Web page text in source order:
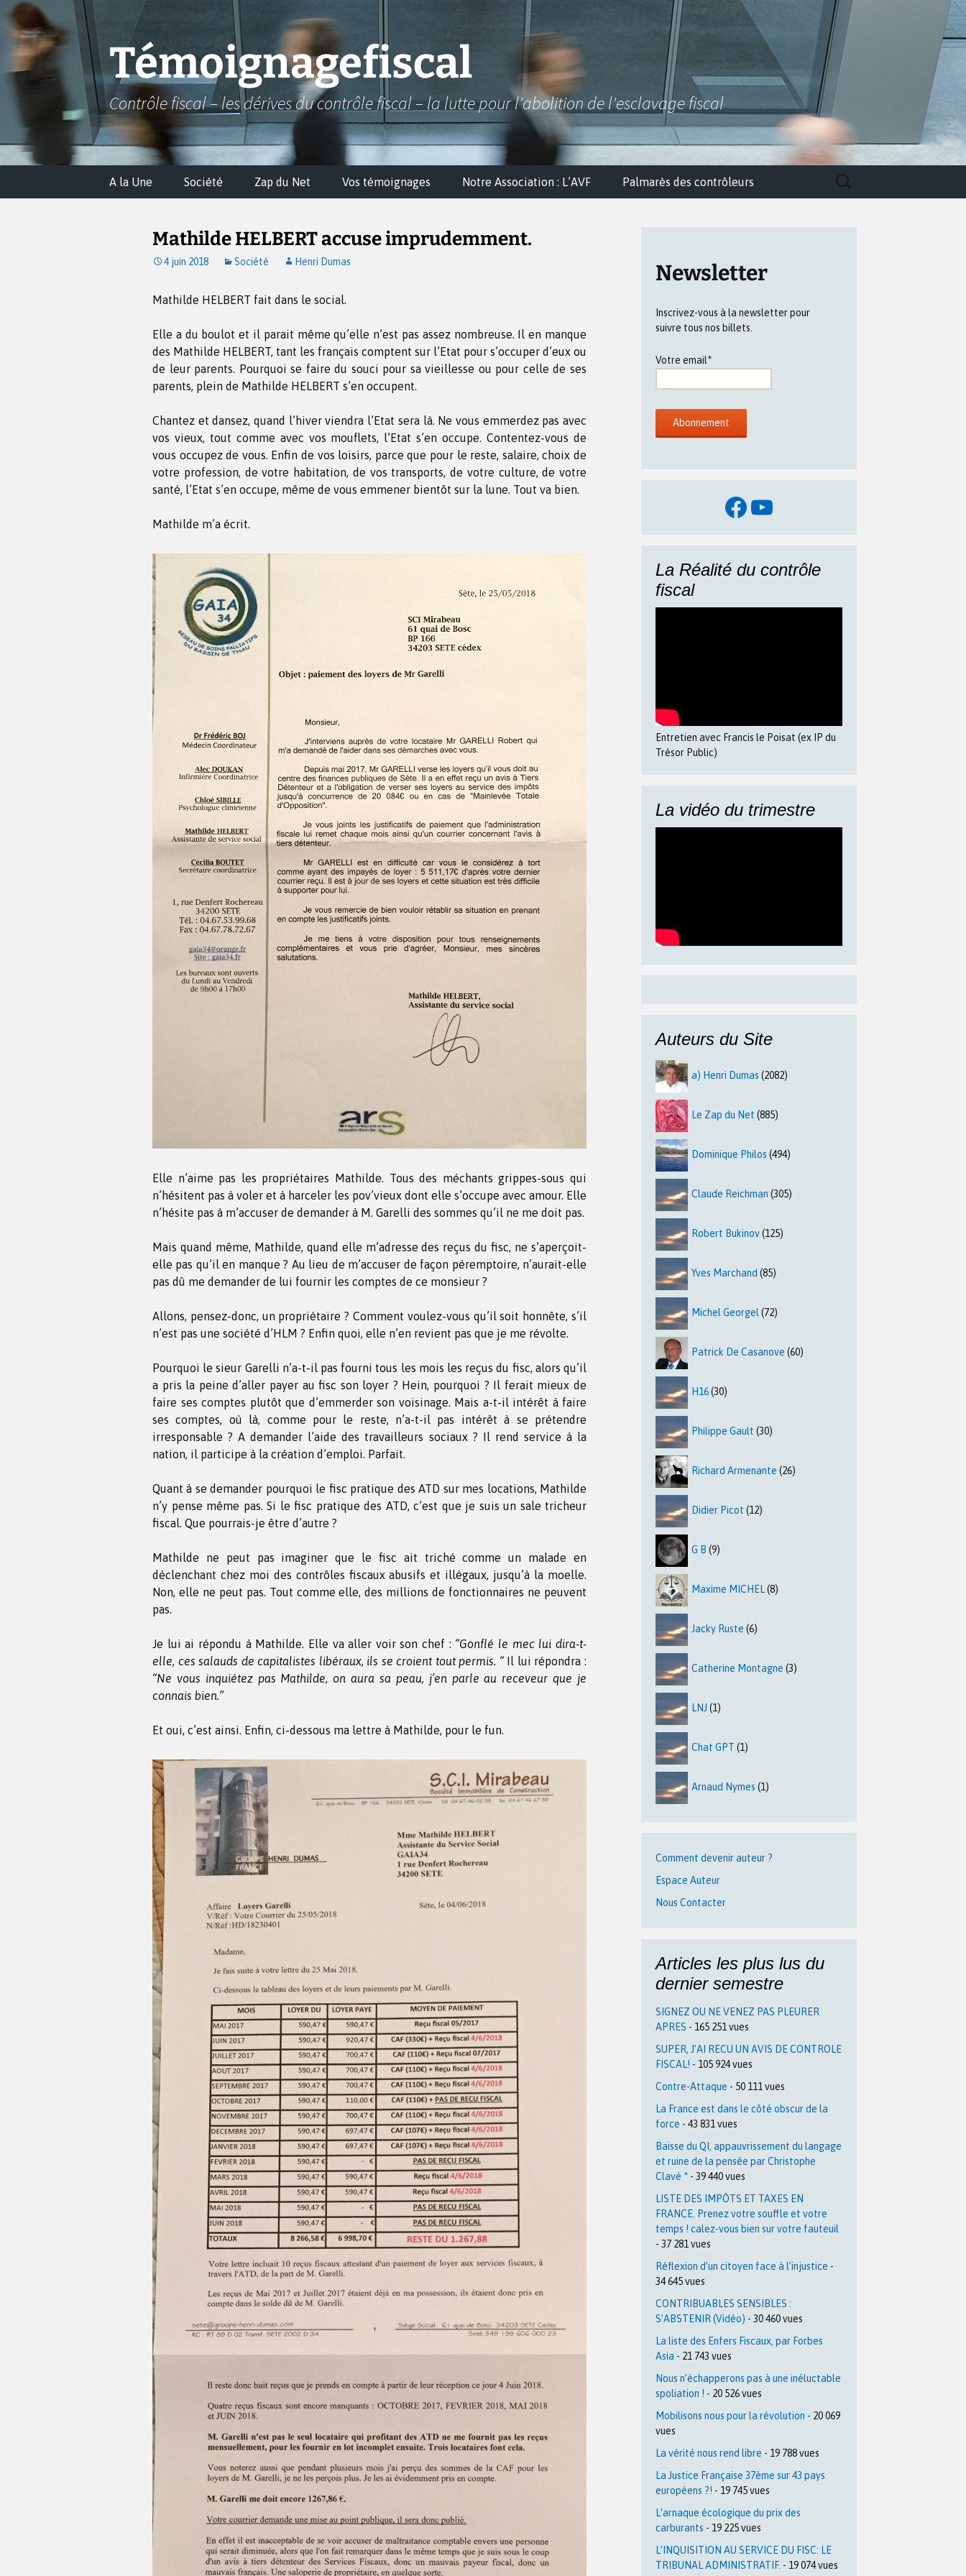
Aller
au
contenu
Témoignagefiscal
Contrôle fiscal – les dérives du contrôle fiscal – la lutte pour l'abolition de l'esclavage fiscal
A la Une Société Zap du Net Vos témoignages Notre Association : L’AVF Palmarès des contrôleurs
Rechercher :
Mathilde HELBERT accuse imprudemment.
4 juin 2018 Société Henri Dumas
Mathilde HELBERT fait dans le social.
Elle a du boulot et il parait même qu’elle n’est pas assez nombreuse. Il en manque
des Mathilde HELBERT, tant les français comptent sur l’Etat pour s’occuper d’eux ou
de leur parents. Pourquoi se faire du souci pour sa vieillesse ou pour celle de ses
parents, plein de Mathilde HELBERT s’en occupent.
Chantez et dansez, quand l’hiver viendra l’Etat sera là. Ne vous emmerdez pas avec
vos vieux, tout comme avec vos mouflets, l’Etat s’en occupe. Contentez-vous de
vous occupez de vous. Enfin de vos loisirs, parce que pour le reste, salaire, choix de
votre profession, de votre habitation, de vos transports, de votre culture, de votre
santé, l’Etat s’en occupe, même de vous emmener bientôt sur la lune. Tout va bien.
Mathilde m’a écrit.
Elle n’aime pas les propriétaires Mathilde. Tous des méchants grippes-sous qui
n’hésitent pas à voler et à harceler les pov’vieux dont elle s’occupe avec amour. Elle
n’hésite pas à m’accuser de demander à M. Garelli des sommes qu’il ne me doit pas.
Mais quand même, Mathilde, quand elle m’adresse des reçus du fisc, ne s’aperçoit-
elle pas qu’il en manque ? Au lieu de m’accuser de façon péremptoire, n’aurait-elle
pas dû me demander de lui fournir les comptes de ce monsieur ?
Allons, pensez-donc, un propriétaire ? Comment voulez-vous qu’il soit honnête, s’il
n’est pas une société d’HLM ? Enfin quoi, elle n’en revient pas que je me révolte.
Pourquoi le sieur Garelli n’a-t-il pas fourni tous les mois les reçus du fisc, alors qu’il
a pris la peine d’aller payer au fisc son loyer ? Hein, pourquoi ? Il ferait mieux de
faire ses comptes plutôt que d’emmerder son voisinage. Mais a-t-il intérêt à faire
ses comptes, où là, comme pour le reste, n’a-t-il pas intérêt à se prétendre
irresponsable ? A demander l’aide des travailleurs sociaux ? Il rend service à la
nation, il participe à la création d’emploi. Parfait.
Quant à se demander pourquoi le fisc pratique des ATD sur mes locations, Mathilde
n’y pense même pas. Si le fisc pratique des ATD, c’est que je suis un sale tricheur
fiscal. Que pourrais-je être d’autre ?
Mathilde ne peut pas imaginer que le fisc ait triché comme un malade en
déclenchant chez moi des contrôles fiscaux abusifs et illégaux, jusqu’à la moelle.
Non, elle ne peut pas. Tout comme elle, des millions de fonctionnaires ne peuvent
pas.
Je lui ai répondu à Mathilde. Elle va aller voir son chef : “Gonflé le mec lui dira-t-
elle, ces salauds de capitalistes libéraux, ils se croient tout permis. “Il lui répondra :
“Ne vous inquiétez pas Mathilde, on aura sa peau, j’en parle au receveur que je
connais bien.”
Et oui, c’est ainsi. Enfin, ci-dessous ma lettre à Mathilde, pour le fun.
Newsletter
Inscrivez-vous à la newsletter pour
suivre tous nos billets.
Votre email*
Facebook
YouTube
La Réalité du contrôle
fiscal
Entretien avec Francis le Poisat (ex IP du
Trésor Public)
La vidéo du trimestre
Auteurs du Site
a) Henri Dumas (2082)
Le Zap du Net (885)
Dominique Philos (494)
Claude Reichman (305)
Robert Bukinov(125)
Yves Marchand (85)
Michel Georgel (72)
Patrick De Casanove (60)
H16(30)
Philippe Gault (30)
Richard Armenante (26)
Didier Picot (12)
G B (9)
Maxime MICHEL(8)
Jacky Ruste (6)
Catherine Montagne (3)
LNJ (1)
Chat GPT (1)
Arnaud Nymes (1)
Comment devenir auteur ?
Espace Auteur
Nous Contacter
Articles les plus lus du
dernier semestre
SIGNEZ OU NE VENEZ PAS PLEURER
APRES - 165 251 vues
SUPER, J’AI RECU UN AVIS DE CONTROLE
FISCAL! - 105 924 vues
Contre-Attaque - 50 111 vues
La France est dans le côté obscur de la
force - 43 831 vues
Baisse du QI, appauvrissement du langage
et ruine de la pensée par Christophe
Clavé * - 39 440 vues
LISTE DES IMPÔTS ET TAXES EN
FRANCE. Prenez votre souffle et votre
temps ! calez-vous bien sur votre fauteuil
- 37 281 vues
Réflexion d’un citoyen face à l’injustice -
34 645 vues
CONTRIBUABLES SENSIBLES :
S’ABSTENIR (Vidéo) - 30 460 vues
La liste des Enfers Fiscaux, par Forbes
Asia - 21 743 vues
Nous n’échapperons pas à une inéluctable
spoliation ! - 20 526 vues
Mobilisons nous pour la révolution - 20 069
vues
La vérité nous rend libre - 19 788 vues
La Justice Française 37ème sur 43 pays
européens ?! - 19 745 vues
L’arnaque écologique du prix des
carburants - 19 225 vues
L’INQUISITION AU SERVICE DU FISC: LE
TRIBUNAL ADMINISTRATIF. - 19 074 vues